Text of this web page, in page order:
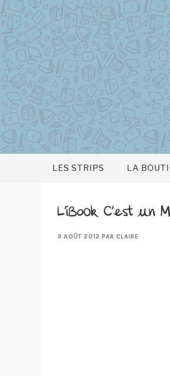
Aller
au
contenu
principal
LES STRIPS LA
L’iBook C’est un
PUBLIÉ
3 AOÛT 2012 PAR CLAIRE